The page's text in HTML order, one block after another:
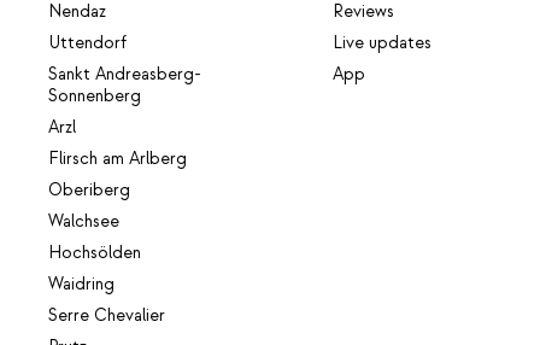
Nendaz
Uttendorf
Sankt Andreasberg-
Sonnenberg
Arzl
Flirsch am Arlberg
Oberiberg
Walchsee
Hochsölden
Waidring
Serre Chevalier
Reviews
Live updates
App